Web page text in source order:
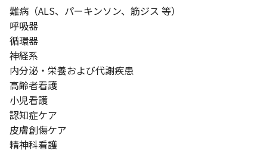
難病（ALS、パーキンソン、筋ジス 等）
呼吸器
循環器
神経系
内分泌・栄養および代謝疾患
高齢者看護
小児看護
認知症ケア
皮膚創傷ケア
精神科看護